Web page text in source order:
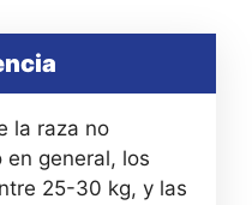
la raza no
en general, los
25-30 kg, y las